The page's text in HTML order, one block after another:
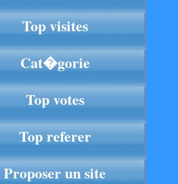
Top visites
Cat�gorie
Top votes
Top referer
Proposer un site